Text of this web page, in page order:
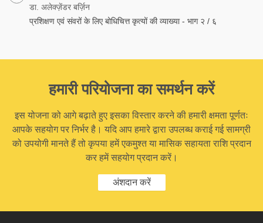
डा. अलेक्ज़ेंडर बर्ज़िन
प्रशिक्षण एवं संवरों के लिए बोधिचित्त कृत्यों की व्याख्या - भाग २ / ६
हमारी परियोजना का समर्थन करें
इस योजना को आगे बढ़ाते हुए इसका विस्तार करने की हमारी क्षमता पूर्णतः
आपके सहयोग पर निर्भर है। यदि आप हमारे द्वारा उपलब्ध कराई गई सामग्री
को उपयोगी मानते हैं तो कृपया हमें एकमुश्त या मासिक सहायता राशि प्रदान
कर हमें सहयोग प्रदान करें।
अंशदान करें